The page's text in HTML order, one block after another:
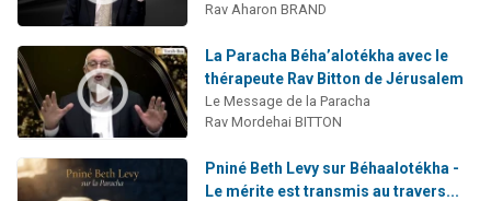
Rav Aharon BRAND
La Paracha Béha’alotékha avec le
thérapeute Rav Bitton de Jérusalem
Le Message de la Paracha
Rav Mordehai BITTON
Pniné Beth Levy sur Béhaalotékha -
Le mérite est transmis au travers...